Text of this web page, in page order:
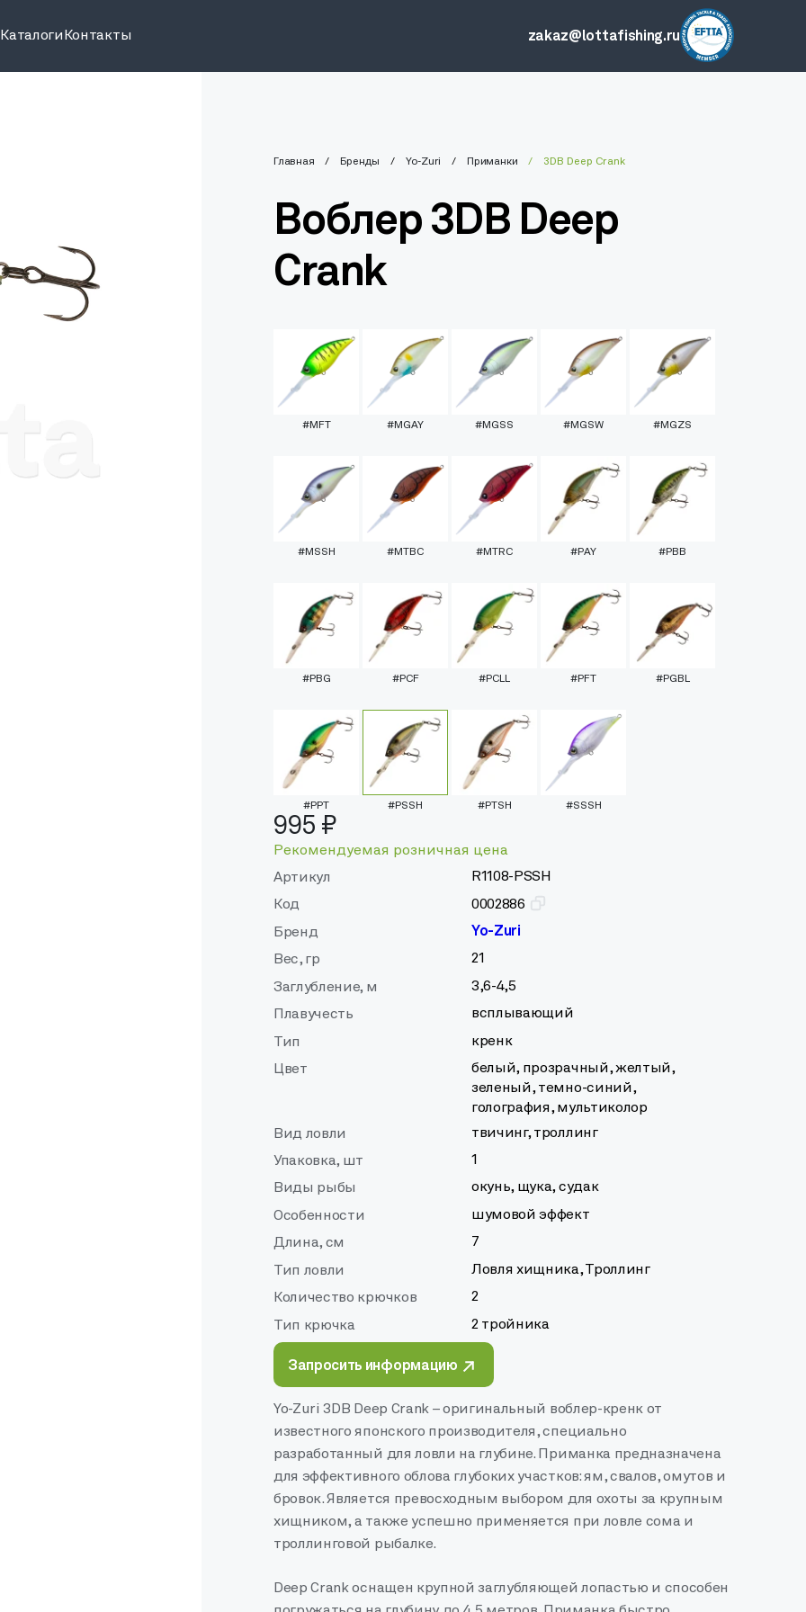
Каталоги Контакты zakaz@lottafishing.ru
Главная Бренды Yo-Zuri Приманки 3DB Deep Crank
Воблер 3DB Deep
Crank
#MFT #MGAY #MGSS #MGSW #MGZS
#MSSH #MTBC #MTRC #PAY #PBB
#PBG #PCF #PCLL #PFT #PGBL
#PPT #PSSH #PTSH #SSSH
995 ₽
Рекомендуемая розничная цена
Артикул
R1108-PSSH
Код
0002886
Бренд
Yo-Zuri
Вес, гр
21
Заглубление, м
3,6-4,5
Плавучесть
всплывающий
Тип
кренк
Цвет
белый, прозрачный, желтый,
зеленый, темно-синий,
голография, мультиколор
Вид ловли
твичинг, троллинг
Упаковка, шт
1
Виды рыбы
окунь, щука, судак
Особенности
шумовой эффект
Длина, см
7
Тип ловли
Ловля хищника, Троллинг
Количество крючков
2
Тип крючка
2 тройника
Запросить информацию
Yo-Zuri 3DB Deep Crank – оригинальный воблер-кренк от
известного японского производителя, специально
разработанный для ловли на глубине. Приманка предназначена
для эффективного облова глубоких участков: ям, свалов, омутов и
бровок. Является превосходным выбором для охоты за крупным
хищником, а также успешно применяется при ловле сома и
троллинговой рыбалке.
Deep Crank оснащен крупной заглубляющей лопастью и способен